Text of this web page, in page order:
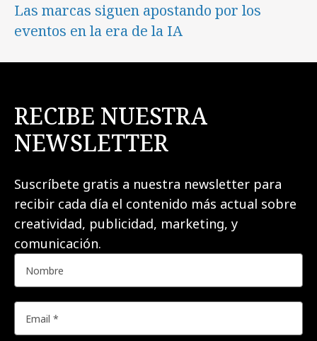
Las marcas siguen apostando por los
eventos en la era de la IA
RECIBE NUESTRA
NEWSLETTER
Suscríbete gratis a nuestra newsletter para
recibir cada día el contenido más actual sobre
creatividad, publicidad, marketing, y
comunicación.